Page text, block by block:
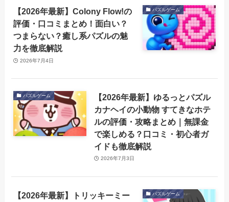
パズルゲーム
【2026年最新】Colony Flow!の
評価・口コミまとめ！面白い？
つまらない？癒し系パズルの魅
力を徹底解説
2026年7月4日
パズルゲーム
【2026年最新】ゆるっとパズル
カナヘイの小動物 すてきなホテ
ルの評価・攻略まとめ｜無課金
で楽しめる？口コミ・初心者ガ
イドも徹底解説
2026年7月3日
パズルゲーム
【2026年最新】トリッキーミー